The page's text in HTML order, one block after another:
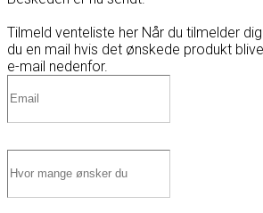
Tilmeld venteliste her Når du tilmelder
du en mail hvis det ønskede produkt
e-mail nedenfor.